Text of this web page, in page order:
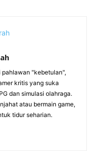
"kebetulan",
kritis yang suka
dan simulasi olahraga.
atau bermain game,
tidur seharian.